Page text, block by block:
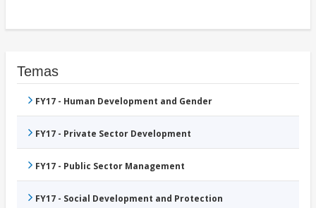
Temas
FY17 - Human Development and Gender
FY17 - Private Sector Development
FY17 - Public Sector Management
FY17 - Social Development and Protection